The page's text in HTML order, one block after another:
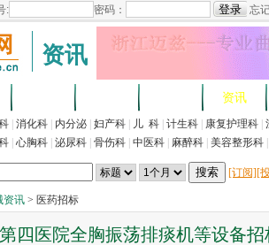
资讯
资讯
消化科 内分泌 妇产科 儿 科 计生科 康复护理科
心胸科 泌尿科 骨伤科 中医科 麻醉科 美容整形科
[订阅][
资讯 > 医药招标
四医院全胸振荡排痰机等设备